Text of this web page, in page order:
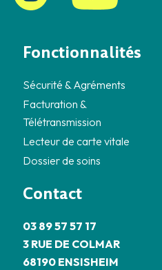
Fonctionnalités
Sécurité & Agréments
Facturation &
Télétransmission
Lecteur de carte vitale
Dossier de soins
Contact
03 89 57 57 17
3 RUE DE COLMAR
68190 ENSISHEIM